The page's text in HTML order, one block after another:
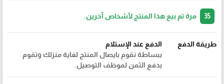
مرة تم بيع هذا المنتج لأشخاص آخرين.
طريقة الدفع
الدفع عند الإستلام
ببساطة نقوم بايصال المنتج لغاية منزلك وتقوم
بدفع الثمن لموظف التوصيل.